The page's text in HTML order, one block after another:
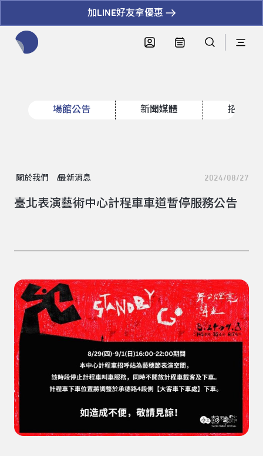
加LINE好友拿優惠
場館公告 新聞媒體 招標資
關於我們 最新消息 2024/08/27
臺北表演藝術中心計程車車道暫停服務公告